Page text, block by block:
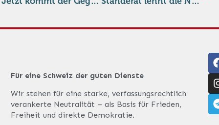
Für eine Schweiz der guten Dienste
Wir stehen für eine starke, verfassungsrechtlich
verankerte Neutralität – als Basis für Frieden,
Freiheit und direkte Demokratie.